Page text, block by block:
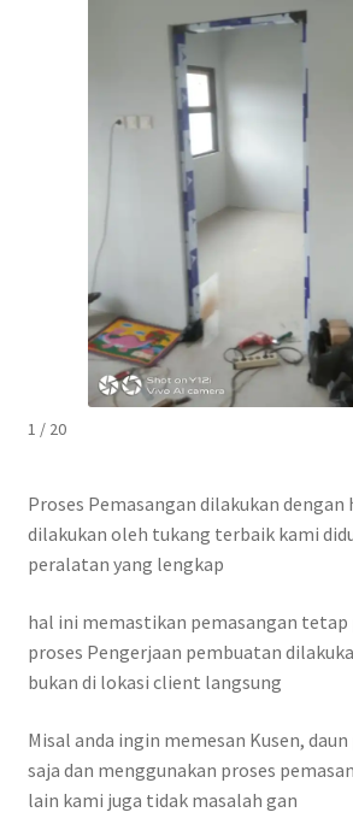
1 / 20
Proses Pemasangan dilakukan
dilakukan oleh tukang terbaik kami
peralatan yang lengkap
hal ini memastikan pemasangan tetap
proses Pengerjaan pembuatan
bukan di lokasi client langsung
Misal anda ingin memesan Kusen,
saja dan menggunakan proses
lain kami juga tidak masalah gan